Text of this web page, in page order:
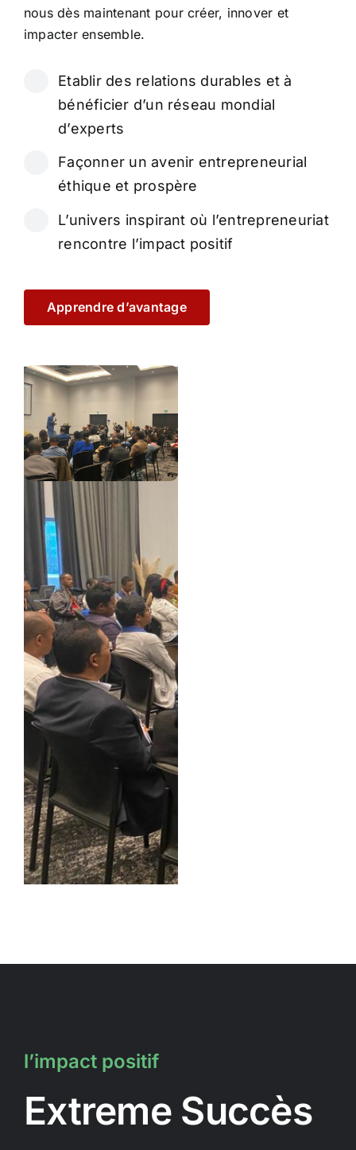
nous dès maintenant pour créer, innover et
impacter ensemble.
Etablir des relations durables et à
bénéficier d’un réseau mondial
d’experts
Façonner un avenir entrepreneurial
éthique et prospère
L’univers inspirant où l’entrepreneuriat
rencontre l’impact positif
Apprendre d’avantage
l’impact positif
Extreme Succès